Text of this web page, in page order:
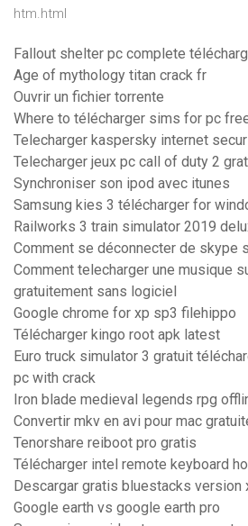
htm.html
Fallout shelter pc complete
Age of mythology titan crack fr
Ouvrir un fichier torrente
Where to télécharger sims for pc
Telecharger kaspersky internet
Telecharger jeux pc call of duty 2
Synchroniser son ipod avec itunes
Samsung kies 3 télécharger for
Railworks 3 train simulator 2019
Comment se déconnecter de skype
Comment telecharger une musique
gratuitement sans logiciel
Google chrome for xp sp3 filehippo
Télécharger kingo root apk latest
Euro truck simulator 3 gratuit
pc with crack
Iron blade medieval legends rpg
Convertir mkv en avi pour mac
Tenorshare reiboot pro gratis
Télécharger intel remote keyboard
Descargar gratis bluestacks version
Google earth vs google earth pro